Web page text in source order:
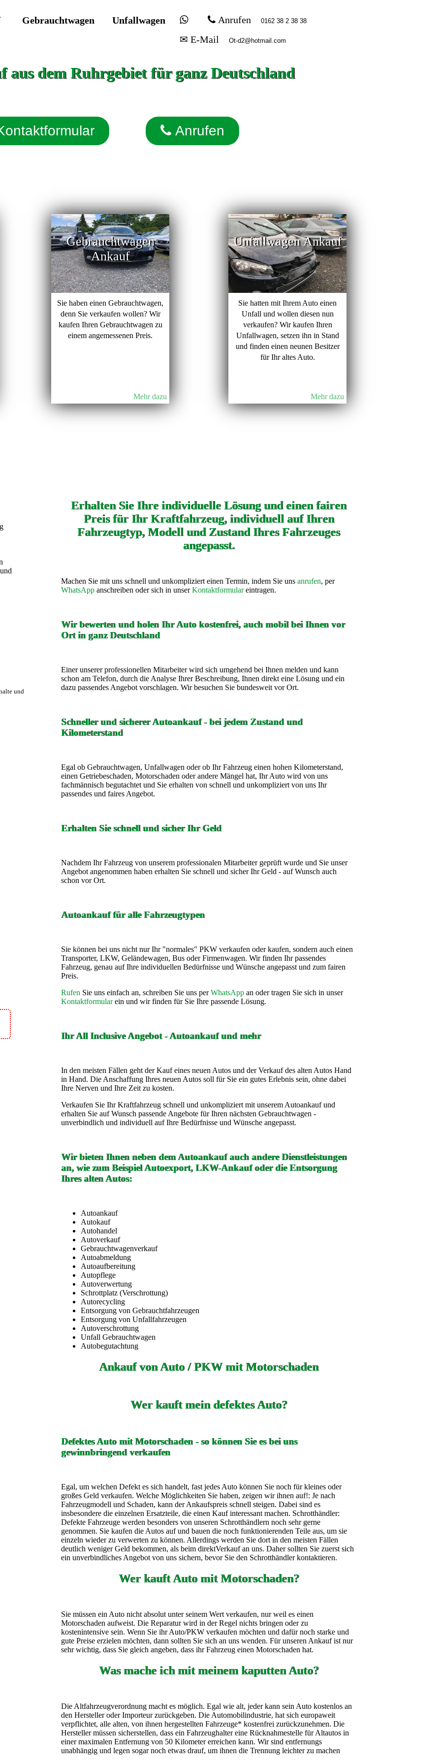
Gebrauchtwagen Unfallwagen
Anrufen
✉ E-Mail
aus dem Ruhrgebiet für ganz Deutschland
Anrufen
Gebrauchtwagen
Ankauf
Sie haben einen Gebrauchtwagen,
denn Sie verkaufen wollen? Wir
kaufen Ihren Gebrauchtwagen zu
einem angemessenen Preis.
Mehr dazu
Unfallwagen Ankauf
Sie hatten mit Ihrem Auto einen
Unfall und wollen diesen nun
verkaufen? Wir kaufen Ihren
Unfallwagen, setzen ihn in Stand
und finden einen neunen Besitzer
für Ihr altes Auto.
Mehr dazu
und
Erhalten Sie Ihre individuelle Lösung und einen fairen
Preis für Ihr Kraftfahrzeug, individuell auf Ihren
Fahrzeugtyp, Modell und Zustand Ihres Fahrzeuges
angepasst.
Machen Sie mit uns schnell und unkompliziert einen Termin, indem Sie uns anrufen, per
WhatsApp anschreiben oder sich in unserKontaktformulareintragen.
Wir bewerten und holen Ihr Auto kostenfrei, auch mobil bei Ihnen vor
Ort in ganz Deutschland
Einer unserer professionellen Mitarbeiter wird sich umgehend bei Ihnen melden und kann
schon am Telefon, durch die Analyse Ihrer Beschreibung, Ihnen direkt eine Lösung und ein
dazu passendes Angebot vorschlagen. Wir besuchen Sie bundesweit vor Ort.
Schneller und sicherer Autoankauf - bei jedem Zustand und
Kilometerstand
Egal ob Gebrauchtwagen, Unfallwagen oder ob Ihr Fahrzeug einen hohen Kilometerstand,
einen Getriebeschaden, Motorschaden oder andere Mängel hat, Ihr Auto wird von uns
fachmännisch begutachtet und Sie erhalten von schnell und unkompliziert von uns Ihr
passendes und faires Angebot.
Erhalten Sie schnell und sicher Ihr Geld
Nachdem Ihr Fahrzeug von unserem professionalen Mitarbeiter geprüft wurde und Sie unser
Angebot angenommen haben erhalten Sie schnell und sicher Ihr Geld - auf Wunsch auch
schon vor Ort.
Autoankauf für alle Fahrzeugtypen
Sie können bei uns nicht nur Ihr "normales" PKW verkaufen oder kaufen, sondern auch einen
Transporter, LKW, Geländewagen, Bus oder Firmenwagen. Wir finden Ihr passendes
Fahrzeug, genau auf Ihre individuellen Bedürfnisse und Wünsche angepasst und zum fairen
Preis.
Rufen Sie uns einfach an, schreiben Sie uns perWhatsApp an oder tragen Sie sich in unser
Kontaktformularein und wir finden für Sie Ihre passende Lösung.
Ihr All Inclusive Angebot - Autoankauf und mehr
In den meisten Fällen geht der Kauf eines neuen Autos und der Verkauf des alten Autos Hand
in Hand. Die Anschaffung Ihres neuen Autos soll für Sie ein gutes Erlebnis sein, ohne dabei
Ihre Nerven und Ihre Zeit zu kosten.
Verkaufen Sie Ihr Kraftfahrzeug schnell und unkompliziert mit unserem Autoankauf und
erhalten Sie auf Wunsch passende Angebote für Ihren nächsten Gebrauchtwagen -
unverbindlich und individuell auf Ihre Bedürfnisse und Wünsche angepasst.
Wir bieten Ihnen neben dem Autoankauf auch andere Dienstleistungen
an, wie zum Beispiel Autoexport, LKW-Ankauf oder die Entsorgung
Ihres alten Autos:
Autoankauf
Autokauf
Autohandel
Autoverkauf
Gebrauchtwagenverkauf
Autoabmeldung
Autoaufbereitung
Autopflege
Autoverwertung
Schrottplatz (Verschrottung)
Autorecycling
Entsorgung von Gebrauchtfahrzeugen
Entsorgung von Unfallfahrzeugen
Autoverschrottung
Unfall Gebrauchtwagen
Autobegutachtung
Ankauf von Auto / PKW mit Motorschaden
Wer kauft mein defektes Auto?
Defektes Auto mit Motorschaden - so können Sie es bei uns
gewinnbringend verkaufen
Egal, um welchen Defekt es sich handelt, fast jedes Auto können Sie noch für kleines oder
großes Geld verkaufen. Welche Möglichkeiten Sie haben, zeigen wir ihnen auf!: Je nach
Fahrzeugmodell und Schaden, kann der Ankaufspreis schnell steigen. Dabei sind es
insbesondere die einzelnen Ersatzteile, die einen Kauf interessant machen. Schrotthändler:
Defekte Fahrzeuge werden besonders von unseren Schrotthändlern noch sehr gerne
genommen. Sie kaufen die Autos auf und bauen die noch funktionierenden Teile aus, um sie
einzeln wieder zu verwerten zu können. Allerdings werden Sie dort in den meisten Fällen
deutlich weniger Geld bekommen, als beim direktVerkauf an uns. Daher sollten Sie zuerst sich
ein unverbindliches Angebot von uns sichern, bevor Sie den Schrotthändler kontaktieren.
Wer kauft Auto mit Motorschaden?
Sie müssen ein Auto nicht absolut unter seinem Wert verkaufen, nur weil es einen
Motorschaden aufweist. Die Reparatur wird in der Regel nichts bringen oder zu
kostenintensive sein. Wenn Sie ihr Auto/PKW verkaufen möchten und dafür noch starke und
gute Preise erzielen möchten, dann sollten Sie sich an uns wenden. Für unseren Ankauf ist nur
sehr wichtig, dass Sie gleich angeben, dass ihr Fahrzeug einen Motorschaden hat.
Was mache ich mit meinem kaputten Auto?
Die Altfahrzeugverordnung macht es möglich. Egal wie alt, jeder kann sein Auto kostenlos an
den Hersteller oder Importeur zurückgeben. Die Automobilindustrie, hat sich europaweit
verpflichtet, alle alten, von ihnen hergestellten Fahrzeuge* kostenfrei zurückzunehmen. Die
Hersteller müssen sicherstellen, dass ein Fahrzeughalter eine Rücknahmestelle für Altautos in
einer maximalen Entfernung von 50 Kilometer erreichen kann. Wir sind entfernungs
unabhängig und legen sogar noch etwas drauf, um ihnen die Trennung leichter zu machen